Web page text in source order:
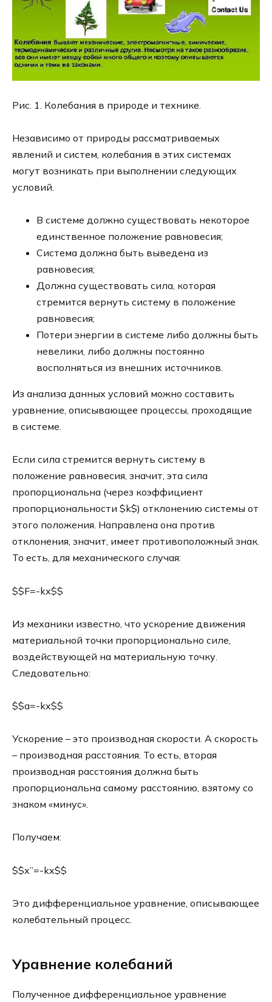
Рис. 1. Колебания в природе и технике.
Независимо от природы рассматриваемых
явлений и систем, колебания в этих системах
могут возникать при выполнении следующих
условий.
В системе должно существовать некоторое
единственное положение равновесия;
Система должна быть выведена из
равновесия;
Должна существовать сила, которая
стремится вернуть систему в положение
равновесия;
Потери энергии в системе либо должны быть
невелики, либо должны постоянно
восполняться из внешних источников.
Из анализа данных условий можно составить
уравнение, описывающее процессы, проходящие
в системе.
Если сила стремится вернуть систему в
положение равновесия, значит, эта сила
пропорциональна (через коэффициент
пропорциональности $k$) отклонению системы от
этого положения. Направлена она против
отклонения, значит, имеет противоположный знак.
То есть, для механического случая:
$$F=-kx$$
Из механики известно, что ускорение движения
материальной точки пропорционально силе,
воздействующей на материальную точку.
Следовательно:
$$a=-kx$$
Ускорение – это производная скорости. А скорость
– производная расстояния. То есть, вторая
производная расстояния должна быть
пропорциональна самому расстоянию, взятому со
знаком «минус».
Получаем:
$$x”=-kx$$
Это дифференциальное уравнение, описывающее
колебательный процесс.
Уравнение колебаний
Полученное дифференциальное уравнение